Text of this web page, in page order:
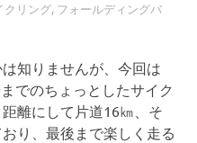
クリング, フォールディングバ
知りませんが、今回は
でのちょっとしたサイク
離にして片道16㎞、そ
り、最後まで楽しく走る